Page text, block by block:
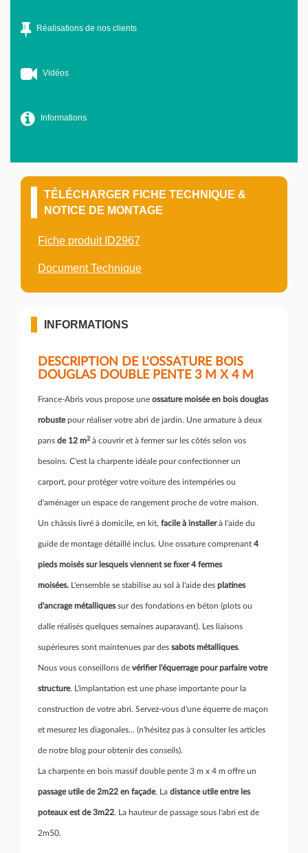
Réalisations de nos clients
Vidéos
Informations
TÉLÉCHARGER FICHE TECHNIQUE &
NOTICE DE MONTAGE
Fiche produit ID2967
Document Technique
INFORMATIONS
DESCRIPTION DE L'OSSATURE BOIS
DOUGLAS DOUBLE PENTE 3 M X 4 M
France-Abris vous propose une ossature moisée en bois douglas
robustepour réaliser votre abri de jardin. Une armature à deux
pans de 12 m2 à couvrir et à fermer sur les côtés selon vos
besoins. C'est la charpente idéale pour confectionner un
carport, pour protéger votre voiture des intempéries ou
d'aménager un espace de rangement proche de votre maison.
Un châssis livré à domicile, en kit, facile à installerà l'aide du
guide de montage détaillé inclus. Une ossature comprenant 4
pieds moisés sur lesquels viennent se fixer 4 fermes
moisées. L'ensemble se stabilise au sol à l'aide des platines
d'ancrage métalliquessur des fondations en béton (plots ou
dalle réalisés quelques semaines auparavant). Les liaisons
supérieures sont maintenues par des sabots métalliques.
Nous vous conseillons de vérifier l'équerrage pour parfaire votre
structure. L'implantation est une phase importante pour la
construction de votre abri. Servez-vous d'une équerre de maçon
et mesurez les diagonales... (n'hésitez pas à consulter les articles
de notre blog pour obtenir des conseils).
La charpente en bois massif double pente 3 m x 4 m offre un
passage utile de 2m22 en façade. La distance utile entre les
poteaux est de 3m22. La hauteur de passage sous l'abri est de
2m50.